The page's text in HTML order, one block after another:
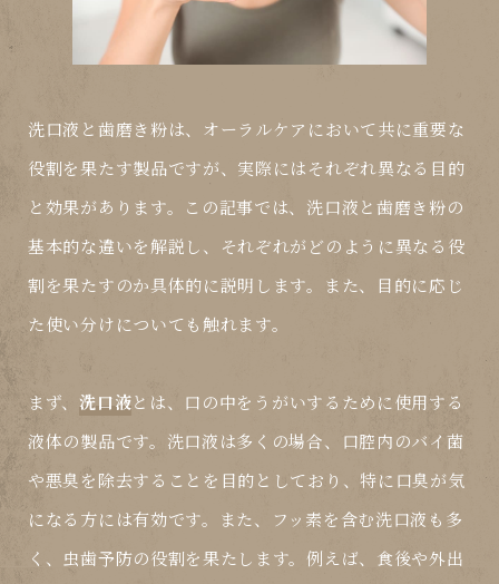
洗口液と歯磨き粉は、オーラルケアにおいて共に重要な
役割を果たす製品ですが、実際にはそれぞれ異なる目的
と効果があります。この記事では、洗口液と歯磨き粉の
基本的な違いを解説し、それぞれがどのように異なる役
割を果たすのか具体的に説明します。また、目的に応じ
た使い分けについても触れます。
まず、洗口液とは、口の中をうがいするために使用する
液体の製品です。洗口液は多くの場合、口腔内のバイ菌
や悪臭を除去することを目的としており、特に口臭が気
になる方には有効です。また、フッ素を含む洗口液も多
く、虫歯予防の役割を果たします。例えば、食後や外出